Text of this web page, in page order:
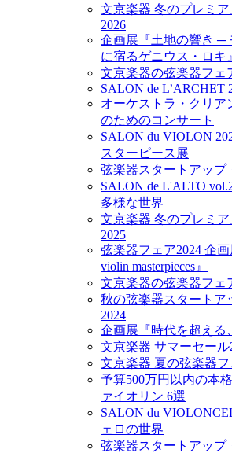
文京楽器 冬のプレミ
2026
企画展『土地の響き ─
に宿るゲニウス・ロキ』
文京楽器の弦楽器フェ
SALON de L’ARCHET
オーケストラ・クリア
のためのコンサート
SALON du VIOLON
スターピース展
弦楽器スタートアップ
SALON de L'ALTO
多様な世界
文京楽器 冬のプレミ
2025
弦楽器フェア2024 企
violin masterpieces』
文京楽器の弦楽器フェ
秋の弦楽器スタートア
2024
企画展『時代を超える
文京楽器 サマーセール
文京楽器 夏の弦楽器フ
予算500万円以内の本
ァイオリン 6選
SALON du
ェロの世界
弦楽器スタートアップ